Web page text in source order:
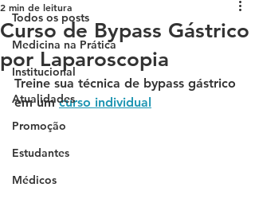
Todos os posts
Medicina na Prática
Institucional
Atualidades
Promoção
Estudantes
Médicos
Curso de Bypass Gástrico
por Laparoscopia
2 min de leitura
Treine sua técnica de bypass gástrico
em um curso individual